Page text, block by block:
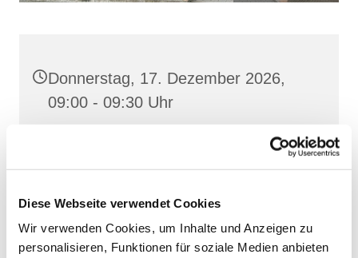
Diese Webseite verwendet Cookies
Wir verwenden Cookies, um Inhalte und Anzeigen zu
personalisieren, Funktionen für soziale Medien anbieten
Donnerstag, 17. Dezember 2026,
09:00 - 09:30 Uhr
Frankenstraße 39, 18439 Stralsund